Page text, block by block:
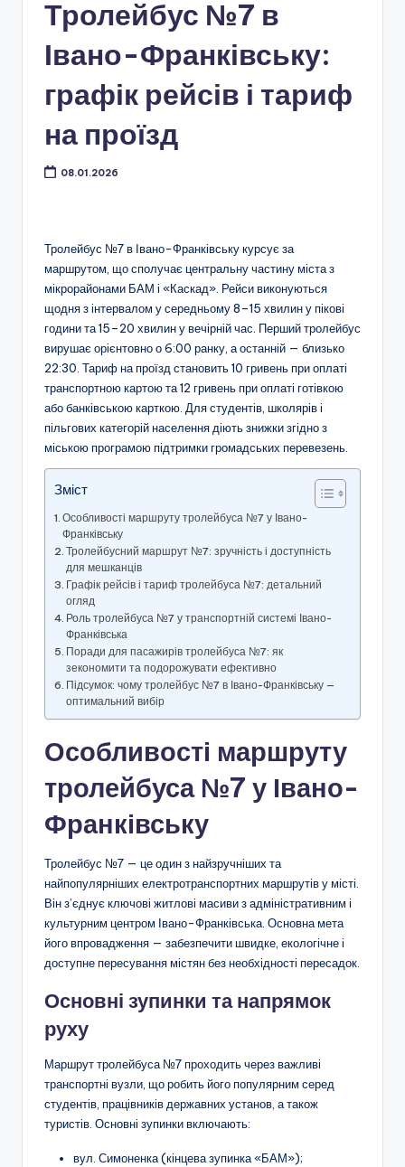
Тролейбус №7 в
Івано-Франківську:
графік рейсів і тариф
на проїзд
08.01.2026
Тролейбус №7 в Івано-Франківську курсує за
маршрутом, що сполучає центральну частину міста з
мікрорайонами БАМ і «Каскад». Рейси виконуються
щодня з інтервалом у середньому 8–15 хвилин у пікові
години та 15–20 хвилин у вечірній час. Перший тролейбус
вирушає орієнтовно о 6:00 ранку, а останній — близько
22:30. Тариф на проїзд становить 10 гривень при оплаті
транспортною картою та 12 гривень при оплаті готівкою
або банківською карткою. Для студентів, школярів і
пільгових категорій населення діють знижки згідно з
міською програмою підтримки громадських перевезень.
Зміст
Особливості маршруту тролейбуса №7 у Івано-
Франківську
Тролейбусний маршрут №7: зручність і доступність
для мешканців
Графік рейсів і тариф тролейбуса №7: детальний
огляд
Роль тролейбуса №7 у транспортній системі Івано-
Франківська
Поради для пасажирів тролейбуса №7: як
зекономити та подорожувати ефективно
Підсумок: чому тролейбус №7 в Івано-Франківську —
оптимальний вибір
Особливості маршруту
тролейбуса №7 у Івано-
Франківську
Тролейбус №7 — це один з найзручніших та
найпопулярніших електротранспортних маршрутів у місті.
Він з’єднує ключові житлові масиви з адміністративним і
культурним центром Івано-Франківська. Основна мета
його впровадження — забезпечити швидке, екологічне і
доступне пересування містян без необхідності пересадок.
Основні зупинки та напрямок
руху
Маршрут тролейбуса №7 проходить через важливі
транспортні вузли, що робить його популярним серед
студентів, працівників державних установ, а також
туристів. Основні зупинки включають:
вул. Симоненка (кінцева зупинка «БАМ»);